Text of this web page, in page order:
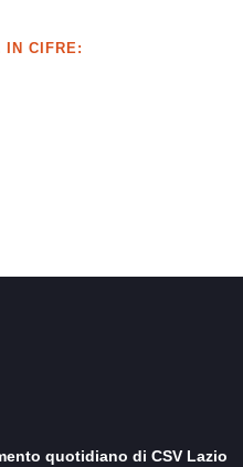
IN CIFRE:
quotidiano di CSV Lazio